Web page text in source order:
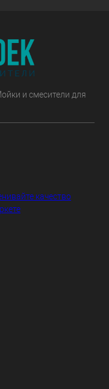
и смесители для